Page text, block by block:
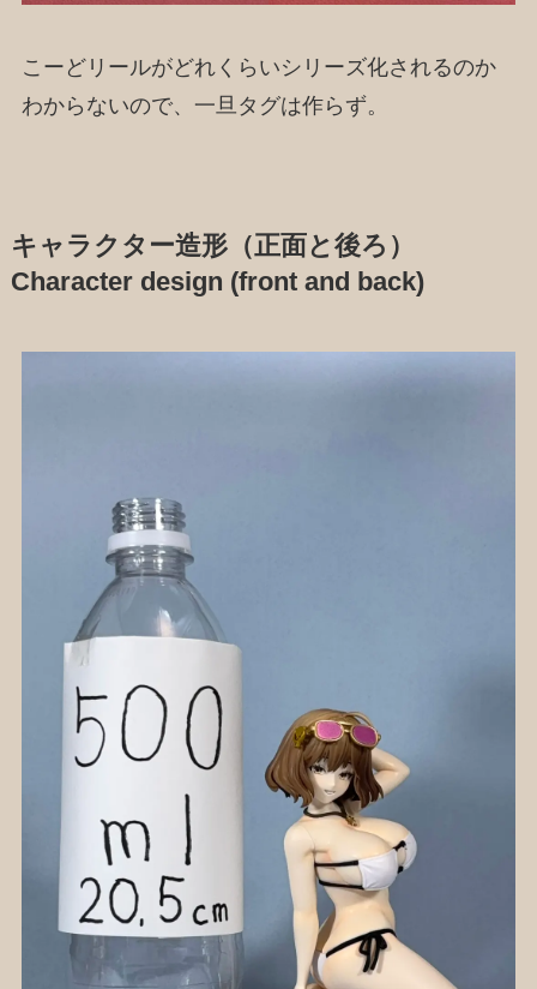
こーどリールがどれくらいシリーズ化されるのか
わからないので、一旦タグは作らず。
キャラクター造形（正面と後ろ）
Character design (front and back)